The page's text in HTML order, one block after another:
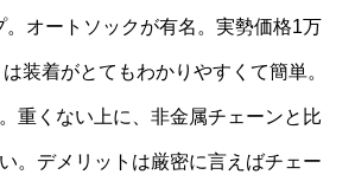
。オートソックが有名。実勢価格1万
装着がとてもわかりやすくて簡単。
重くない上に、非金属チェーンと比
。デメリットは厳密に言えばチェー